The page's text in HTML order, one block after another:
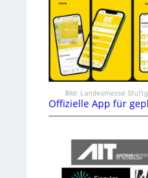
Bild: Landesmesse
Offizielle App für